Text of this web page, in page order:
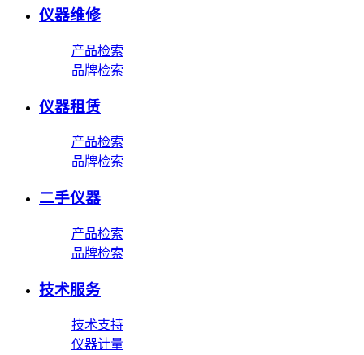
仪器维修
产品检索
品牌检索
仪器租赁
产品检索
品牌检索
二手仪器
产品检索
品牌检索
技术服务
技术支持
仪器计量